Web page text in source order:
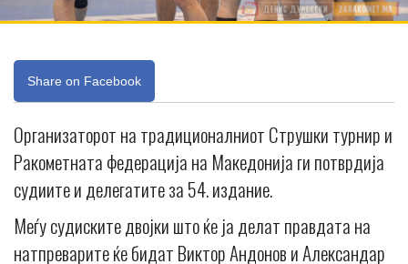
Share on Facebook
Организаторот на традиционалниот Струшки турнир и
Ракометната федерација на Македонија ги потврдија
судиите и делегатите за 54. издание.
Меѓу судиските двојки што ќе ја делат правдата на
натпреварите ќе бидат Виктор Андонов и Александар